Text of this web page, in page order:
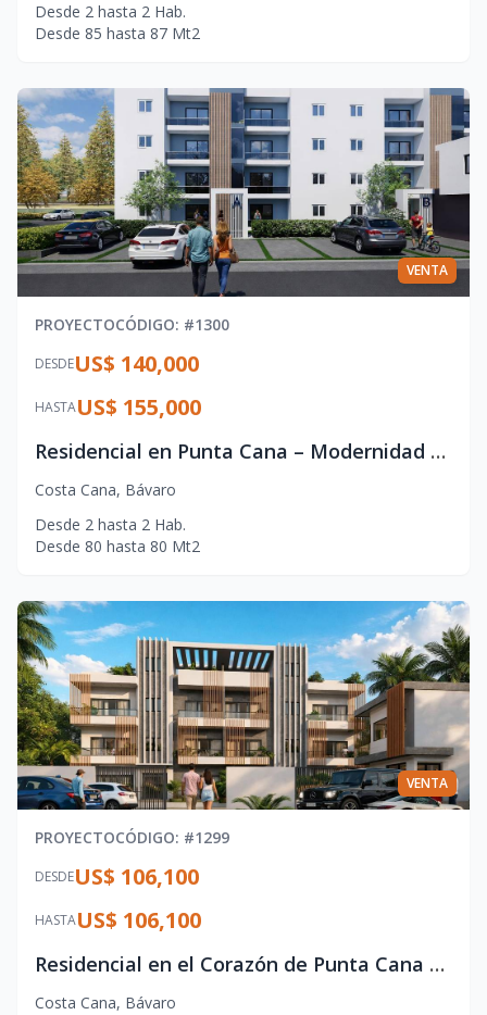
Desde 2 hasta 2 Hab.
Desde 85 hasta 87 Mt2
VENTA
PROYECTOCÓDIGO: #1300
DESDEUS$ 140,000
HASTAUS$ 155,000
Residencial en Punta Cana – Modernidad y Ubicación Estratégica
Costa Cana, Bávaro
Desde 2 hasta 2 Hab.
Desde 80 hasta 80 Mt2
VENTA
PROYECTOCÓDIGO: #1299
DESDEUS$ 106,100
HASTAUS$ 106,100
Residencial en el Corazón de Punta Cana – Vida Moderna y Ubicación Premium
Costa Cana, Bávaro